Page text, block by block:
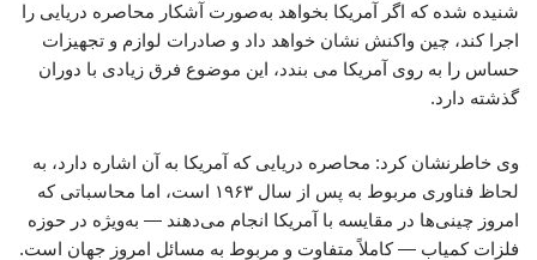
شنیده شده که اگر آمریکا بخواهد به‌صورت آشکار محاصره‌ دریایی را
اجرا کند، چین واکنش نشان خواهد داد و صادرات لوازم و تجهیزات
حساس را به روی آمریکا می بندد، این موضوع فرق زیادی با دوران
گذشته دارد.
وی خاطرنشان کرد: محاصره دریایی که آمریکا به آن اشاره دارد، به
لحاظ فناوری مربوط به پس از سال ۱۹۶۳ است، اما محاسباتی که
امروز چینی‌ها در مقایسه با آمریکا انجام می‌دهند — به‌ویژه در حوزه‌
فلزات کمیاب — کاملاً متفاوت و مربوط به مسائل امروز جهان است.